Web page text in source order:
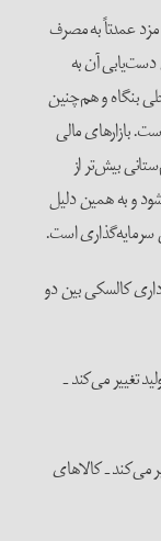
عمدتاً به مصرف
آن به
بنگاه و هم‌چنین
بازارهای مالی
بیش‌تر از
و به همین دلیل
سرمایه‌گذاری است.
کالسکی بین دو
تغییر می‌کند ـ
می‌کند ـ کالاهای